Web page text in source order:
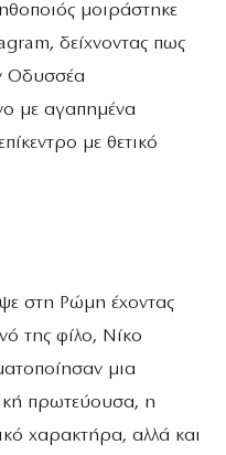
μοιράστηκε
δείχνοντας πως
Οδυσσέα
με αγαπημένα
με θετικό
στη Ρώμη έχοντας
της φίλο, Νίκο
μια
πρωτεύουσα, η
χαρακτήρα, αλλά και